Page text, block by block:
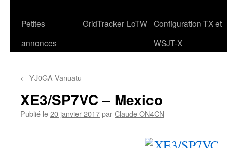
Petites
annonces
GridTracker LoTW Configuration TX et
WSJT-X
← YJ0GA Vanuatu
XE3/SP7VC – Mexico
Publié le20 janvier 2017parClaude ON4CN